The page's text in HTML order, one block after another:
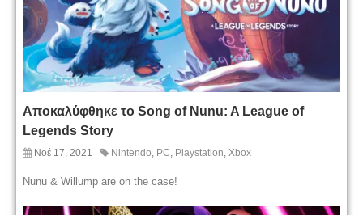
Αποκαλύφθηκε το Song of Nunu: A League of
Legends Story
Νοέ 17, 2021 Nintendo PC Playstation Xbox
Nunu & Willump are on the case!